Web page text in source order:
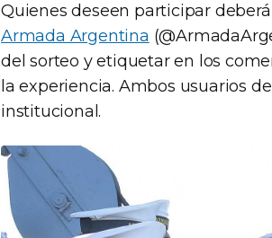
Quienes deseen participar
Armada Argentina
del sorteo y etiquetar en los
la experiencia. Ambos usuarios
institucional.